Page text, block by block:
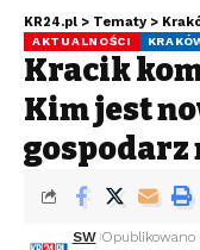
KR24.pl > Tematy >
AKTUALNOŚCI
Kracik
Kim jest
gospodarz
SW Opublikowano